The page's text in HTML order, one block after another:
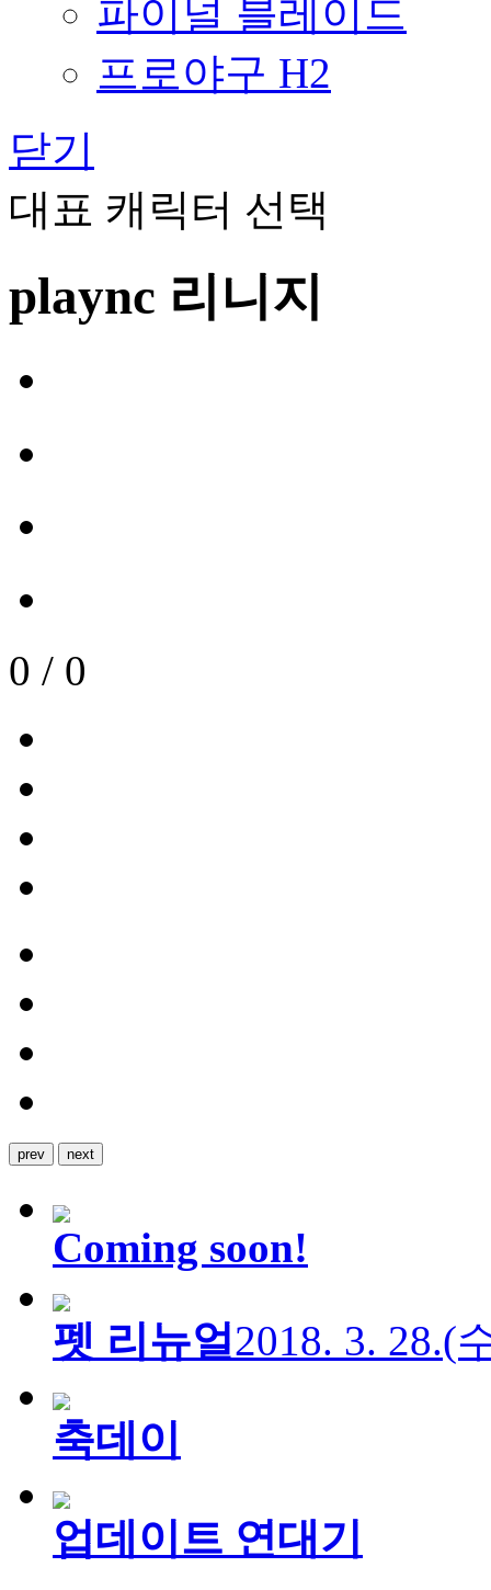
파이널 블레이드
프로야구 H2
닫기
대표 캐릭터 선택
plaync 리니지
0 / 0
prev next
Coming soon!
펫 리뉴얼2018. 3. 28.(
축데이
업데이트 연대기